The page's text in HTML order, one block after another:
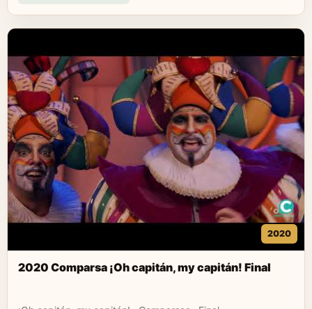
2020
2020 Comparsa ¡Oh capitán, my capitán! Final